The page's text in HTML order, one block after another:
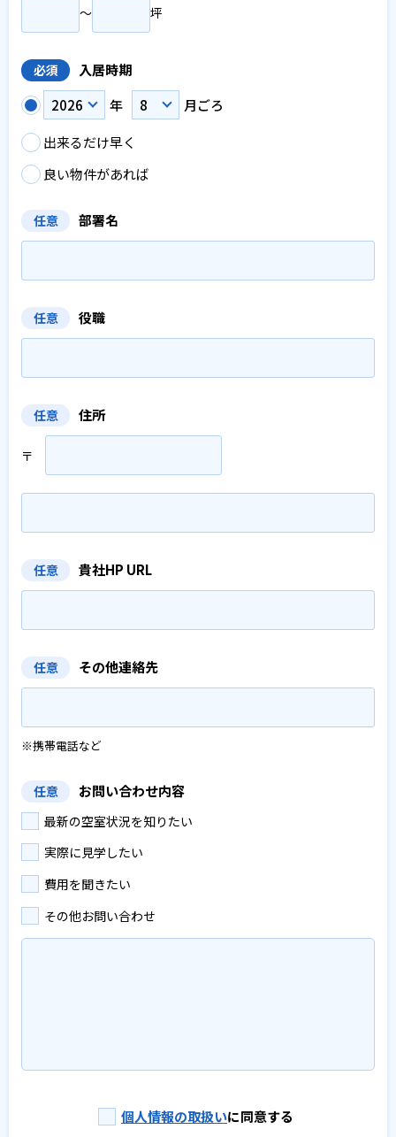
〜 坪
必須
入居時期
年
月ごろ
出来るだけ早く
良い物件があれば
任意 部署名
任意 役職
任意 住所
〒
任意 貴社HP URL
任意 その他連絡先
※携帯電話など
任意 お問い合わせ内容
最新の空室状況を知りたい
実際に見学したい
費用を聞きたい
その他お問い合わせ
個人情報の取扱いに同意する